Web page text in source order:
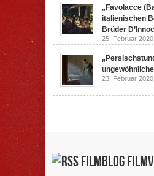
„Favolacce
italienischen
Brüder
25. Februar 2020,
23. Februar 2020,
Filmblog